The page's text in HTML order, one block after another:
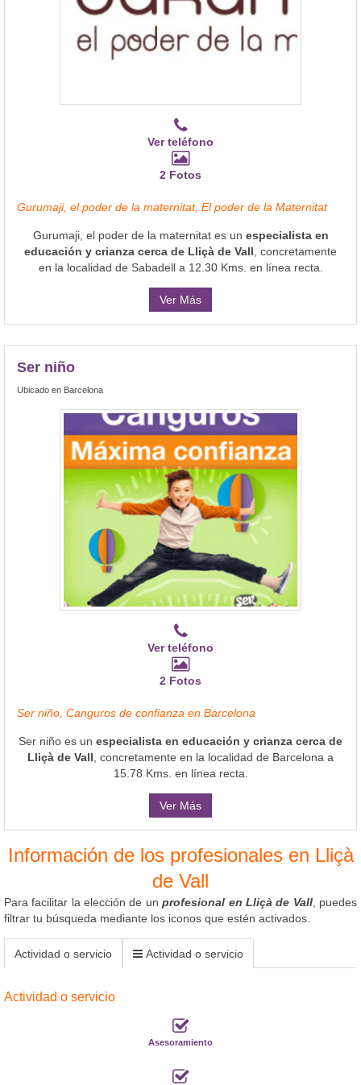
Ver teléfono
2 Fotos
Gurumaji, el poder de la maternitat, El poder de la Maternitat
Gurumaji, el poder de la maternitat es un especialista en
educación y crianza cerca de Lliçà de Vall , concretamente
en la localidad de Sabadell a 12.30 Kms. en línea recta.
Ver Más
Ser niño
Ubicado en Barcelona
Ver teléfono
2 Fotos
Ser niño, Canguros de confianza en Barcelona
Ser niño es un especialista en educación y crianza cerca de
Lliçà de Vall , concretamente en la localidad de Barcelona a
15.78 Kms. en línea recta.
Ver Más
Información de los profesionales en Lliçà
de Vall
Para facilitar la elección de unprofesional en Lliçà de Vall, puedes
filtrar tu búsqueda mediante los iconos que estén activados.
Actividad o servicio Actividad o servicio
Actividad o servicio
Asesoramiento